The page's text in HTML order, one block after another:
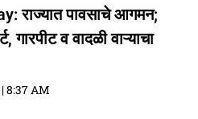
राज्यात पावसाचे आगमन;
गारपीट व वादळी वाऱ्याचा
8:37 AM